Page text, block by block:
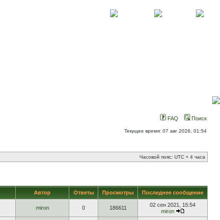
FAQ Поиск
Текущее время: 07 авг 2026, 01:54
Часовой пояс: UTC + 4 часа
Автор Ответы Просмотры Последнее сообщение
miron 0 186611
02 сен 2021, 15:54
miron